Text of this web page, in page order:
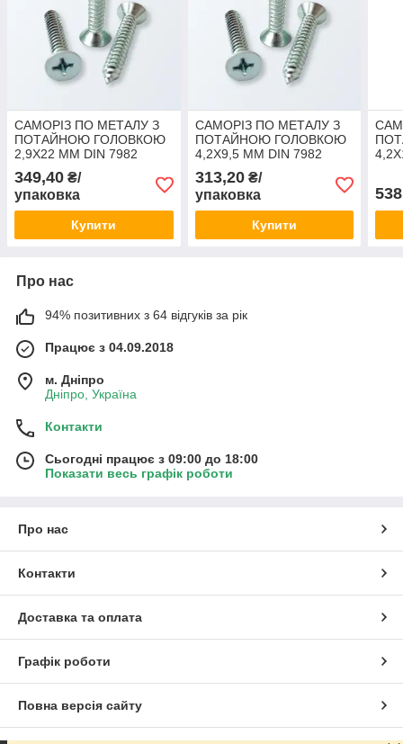
САМОРІЗ ПО МЕТАЛУ З
ПОТАЙНОЮ ГОЛОВКОЮ
2,9Х22 ММ DIN 7982
(1000шт)
349,40 ₴/
упаковка
Купити
САМОРІЗ ПО МЕТАЛУ З
ПОТАЙНОЮ ГОЛОВКОЮ
4,2Х9,5 ММ DIN 7982
(1000шт)
313,20₴/
упаковка
Купити
538
Про нас
94% позитивних з 64 відгуків за рік
Працює з 04.09.2018
м. Дніпро
Дніпро, Україна
Контакти
Сьогодні працює з 09:00 до 18:00
Показати весь графік роботи
Про нас
Контакти
Доставка та оплата
Графік роботи
Повна версія сайту